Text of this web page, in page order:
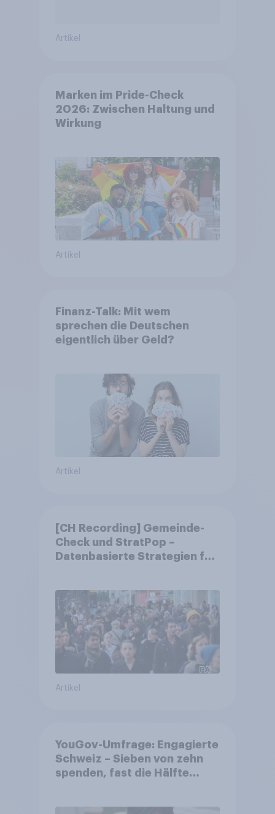
Artikel
Marken im Pride-Check
2026: Zwischen Haltung und
Wirkung
Artikel
Finanz-Talk: Mit wem
sprechen die Deutschen
eigentlich über Geld?
Artikel
[CH Recording] Gemeinde-
Check und StratPop –
Datenbasierte Strategien für
Artikel
YouGov-Umfrage: Engagierte
Schweiz – Sieben von zehn
spenden, fast die Hälfte